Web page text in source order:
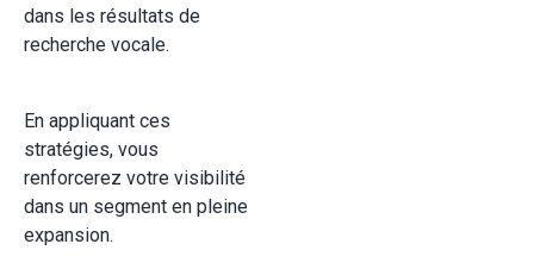
dans les résultats de
recherche vocale.
En appliquant ces
stratégies, vous
renforcerez votre visibilité
dans un segment en pleine
expansion.